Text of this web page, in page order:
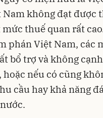
Nam không đạt được
thuế quan rất
phán Việt Nam, các
bổ trợ và không
hoặc nếu có cũng
cầu hay khả năng